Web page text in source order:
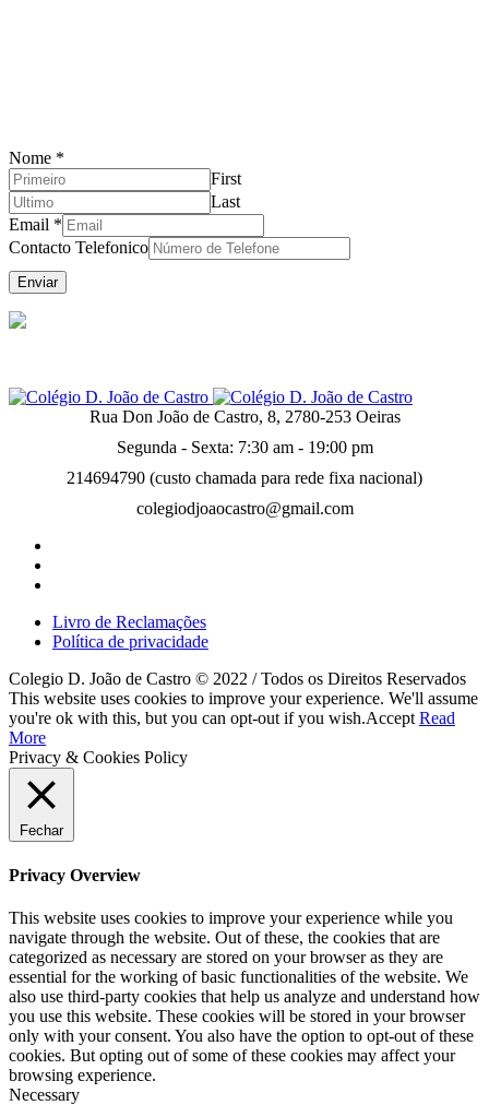
Nome *
First
Last
Email *
Contacto Telefonico
Enviar
Rua Don João de Castro, 8, 2780-253 Oeiras
Segunda - Sexta: 7:30 am - 19:00 pm
214694790 (custo chamada para rede fixa nacional)
colegiodjoaocastro@gmail.com
Livro de Reclamações
Política de privacidade
Colegio D. João de Castro © 2022 / Todos os Direitos Reservados
This website uses cookies to improve your experience. We'll assume
you're ok with this, but you can opt-out if you wish.Accept Read
More
Privacy & Cookies Policy
Fechar
Privacy Overview
This website uses cookies to improve your experience while you
navigate through the website. Out of these, the cookies that are
categorized as necessary are stored on your browser as they are
essential for the working of basic functionalities of the website. We
also use third-party cookies that help us analyze and understand how
you use this website. These cookies will be stored in your browser
only with your consent. You also have the option to opt-out of these
cookies. But opting out of some of these cookies may affect your
browsing experience.
Necessary